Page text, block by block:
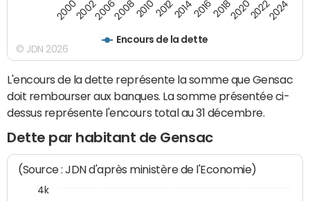
Encours de la dette
200020022006200820102012201420162018202020222024
© JDN 2026
L'encours de la dette représente la somme que Gensac
doit rembourser aux banques. La somme présentée ci-
dessus représente l'encours total au 31 décembre.
Dette par habitant de Gensac
(Source : JDN d'après ministère de l'Economie)
4k